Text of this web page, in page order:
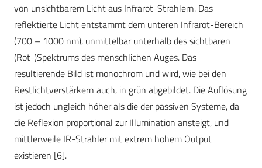
von unsichtbarem Licht aus Infrarot-Strahlern. Das
reflektierte Licht entstammt dem unteren Infrarot-Bereich
(700 – 1000 nm), unmittelbar unterhalb des sichtbaren
(Rot-)Spektrums des menschlichen Auges. Das
resultierende Bild ist monochrom und wird, wie bei den
Restlichtverstärkern auch, in grün abgebildet. Die Auflösung
ist jedoch ungleich höher als die der passiven Systeme, da
die Reflexion proportional zur Illumination ansteigt, und
mittlerweile IR-Strahler mit extrem hohem Output
existieren [6].